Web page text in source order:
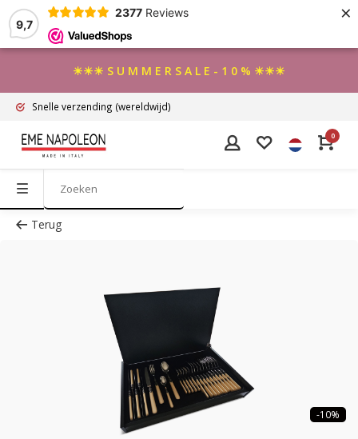
9,7
2377 Reviews ×
☀☀☀ S U M M E R S A L E - 1 0 % ☀☀☀
Snelle verzending (wereldwijd)
0
Terug
-10%